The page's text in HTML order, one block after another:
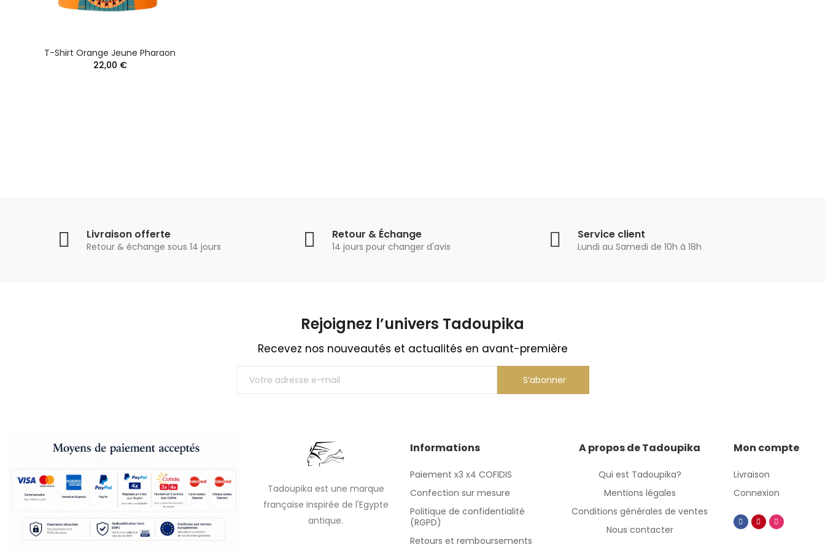
T-Shirt Orange Jeune Pharaon
22,00 €
Livraison offerte
Retour & échange sous 14 jours
Retour & Échange
14 jours pour changer d'avis
Service client
Lundi au Samedi de 10h à 18h
Rejoignez l’univers Tadoupika​
Recevez nos nouveautés et actualités en avant-première
S’abonner
Tadoupika est une marque
française inspirée de l'Egypte
antique.
Informations
Paiement x3 x4 COFIDIS
Confection sur mesure
Politique de confidentialité
(RGPD)
Retours et remboursements
A propos de Tadoupika
Qui est Tadoupika?
Mentions légales
Conditions générales de ventes
Nous contacter
Mon compte
Livraison
Connexion